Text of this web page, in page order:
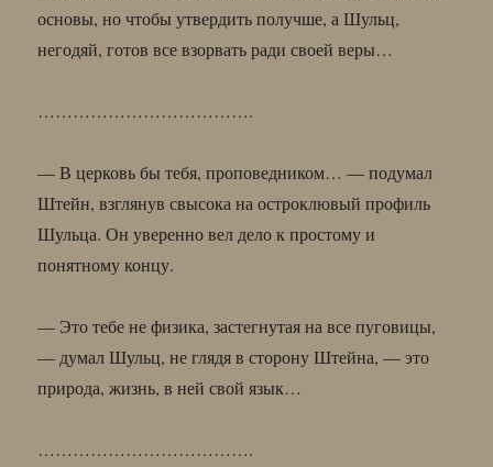
основы, но чтобы утвердить получше, а Шульц,
негодяй, готов все взорвать ради своей веры…
……………………………….
— В церковь бы тебя, проповедником… — подумал
Штейн, взглянув свысока на остроклювый профиль
Шульца. Он уверенно вел дело к простому и
понятному концу.
— Это тебе не физика, застегнутая на все пуговицы,
— думал Шульц, не глядя в сторону Штейна, — это
природа, жизнь, в ней свой язык…
……………………………….